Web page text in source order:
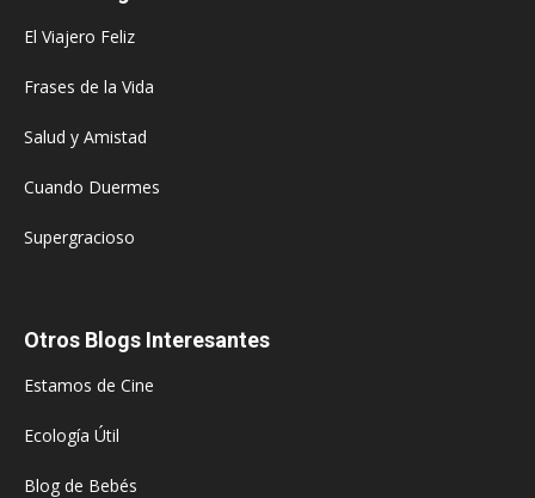
El Viajero Feliz
Frases de la Vida
Salud y Amistad
Cuando Duermes
Supergracioso
Otros Blogs Interesantes
Estamos de Cine
Ecología Útil
Blog de Bebés